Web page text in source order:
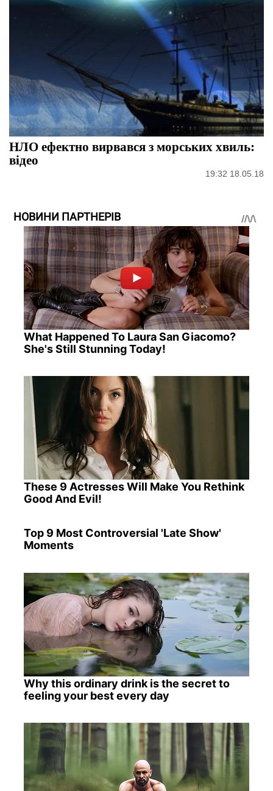
НЛО ефектно вирвався з морських хвиль:
відео
19:32 18.05.18
НОВИНИ ПАРТНЕРІВ
What Happened To Laura San Giacomo?
She's Still Stunning Today!
These 9 Actresses Will Make You Rethink
Good And Evil!
Top 9 Most Controversial 'Late Show'
Moments
Why this ordinary drink is the secret to
feeling your best every day